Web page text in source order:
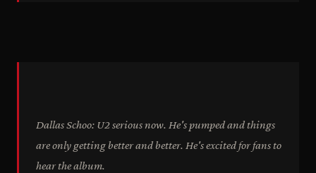
Dallas Schoo: U2 serious now. He's pumped and things
are only getting better and better. He's excited for fans to
hear the album.